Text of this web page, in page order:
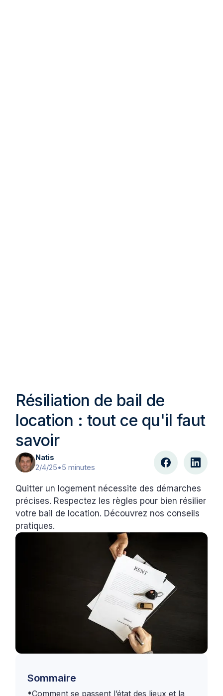
Résiliation de bail de
location : tout ce qu'il faut
savoir
Natis
2/4/25•5 minutes
Quitter un logement nécessite des démarches
précises. Respectez les règles pour bien résilier
votre bail de location. Découvrez nos conseils
pratiques.
Sommaire
•Comment se passent l’état des lieux et la